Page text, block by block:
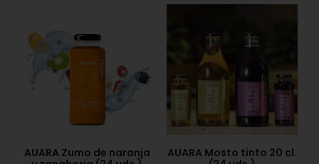
AUARA Zumo de naranja
AUARA Mosto tinto 20 cl.